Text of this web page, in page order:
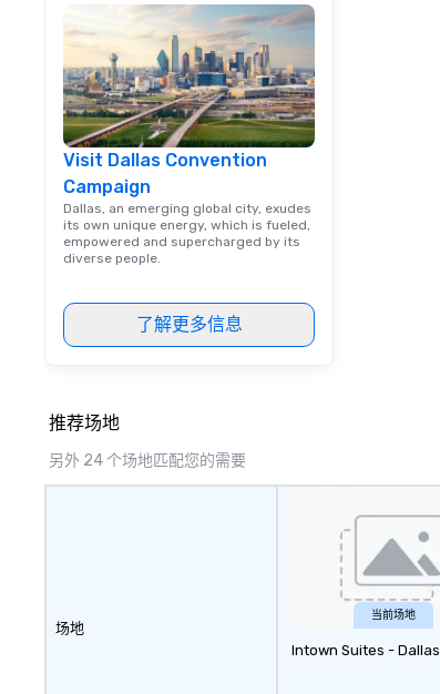
Visit Dallas Convention
Campaign
Dallas, an emerging global city, exudes
its own unique energy, which is fueled,
empowered and supercharged by its
diverse people.
了解更多信息
推荐场地
另外 24 个场地匹配您的需要
场地
当前场地
Intown Suites - Dallas